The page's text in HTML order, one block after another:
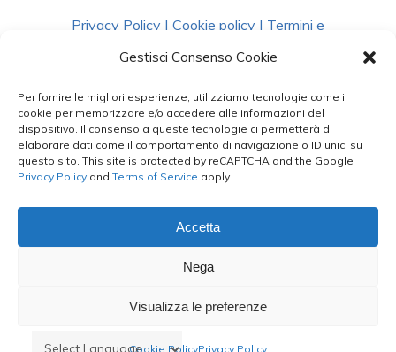
Gestisci Consenso Cookie
Per fornire le migliori esperienze, utilizziamo tecnologie come i
cookie per memorizzare e/o accedere alle informazioni del
dispositivo. Il consenso a queste tecnologie ci permetterà di
elaborare dati come il comportamento di navigazione o ID unici su
questo sito. This site is protected by reCAPTCHA and the Google
Privacy Policy and Terms of Service apply.
Accetta
Nega
Visualizza le preferenze
Cookie PolicyPrivacy Policy
Privacy Policy | Cookie policy | Termini e
Condizioni|Richiedi Dati
facebook instagram whatsappphone
email
Le Bontà del Capo ©